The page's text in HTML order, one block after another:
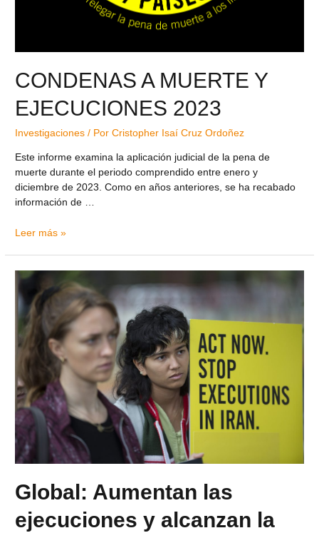
CONDENAS A MUERTE Y
EJECUCIONES 2023
Investigaciones / PorCristopher Isaí Cruz Ordoñez
Este informe examina la aplicación judicial de la pena de
muerte durante el periodo comprendido entre enero y
diciembre de 2023. Como en años anteriores, se ha recabado
información de …
Leer más »
Global: Aumentan las
ejecuciones y alcanzan la